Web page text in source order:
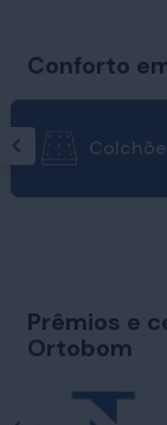
Conforto
Prêmios e
Ortobom